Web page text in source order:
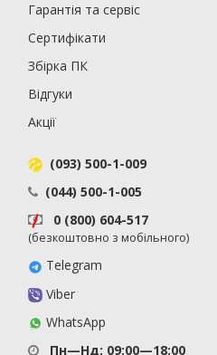
Гарантія та сервіс
Сертифікати
Збірка ПК
Відгуки
Акції
(093) 500-1-009
(044) 500-1-005
0 (800) 604-517
(безкоштовно з мобільного)
Telegram
Viber
WhatsApp
Пн—Нд: 09:00—18:00